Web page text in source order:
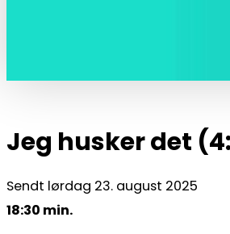
Jeg husker det
Sendt lørdag 23. august 2025
18:30 min.